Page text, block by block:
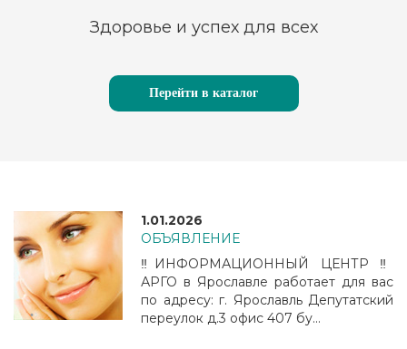
Здоровье и успех для всех
Перейти в каталог
1.01.2026
ОБЪЯВЛЕНИЕ
‼️ИНФОРМАЦИОННЫЙ ЦЕНТР ‼️
АРГО в Ярославле работает для вас
по адресу: г. Ярославль Депутатский
переулок д.3 офис 407 бу...